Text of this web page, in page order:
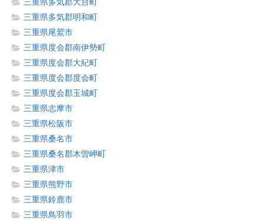
三重県多気郡大台町
三重県多気郡明和町
三重県尾鷲市
三重県度会郡南伊勢町
三重県度会郡大紀町
三重県度会郡度会町
三重県度会郡玉城町
三重県志摩市
三重県松阪市
三重県桑名市
三重県桑名郡木曽岬町
三重県津市
三重県熊野市
三重県鈴鹿市
三重県鳥羽市